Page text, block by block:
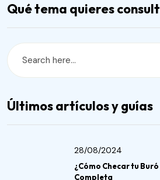
Qué tema quieres
Últimos artículos y guías
28/08/2024
¿Cómo Checar tu
Completa